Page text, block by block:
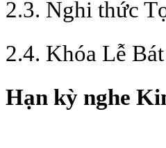
2.3. Nghi thức
2.4. Khóa Lễ
Hạn kỳ nghe